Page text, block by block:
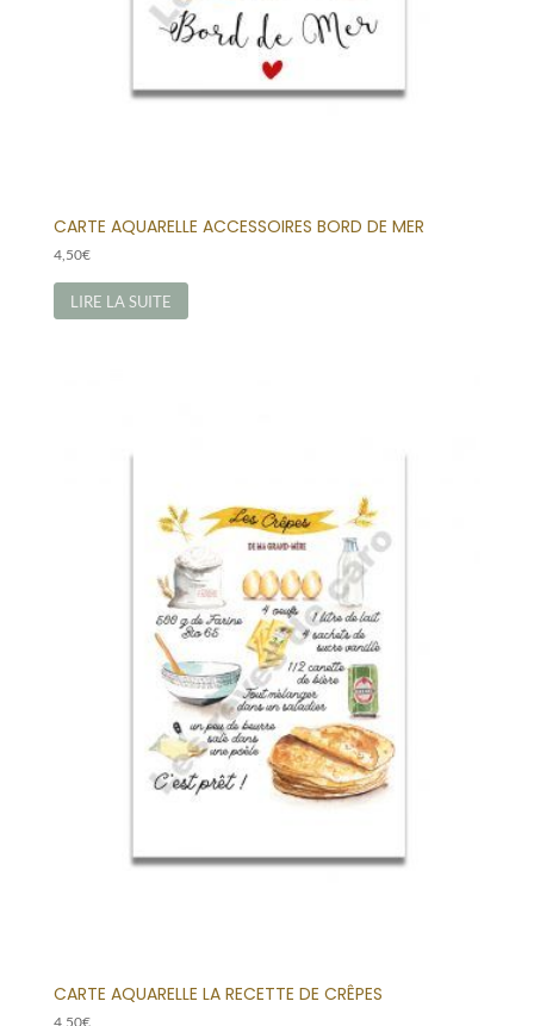
CARTE AQUARELLE ACCESSOIRES BORD DE MER
4,50€
LIRE LA SUITE
CARTE AQUARELLE LA RECETTE DE CRÊPES
4,50€